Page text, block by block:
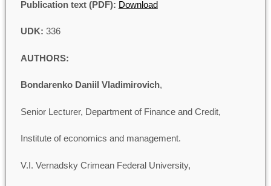
Publication text (PDF): Download
UDK: 336
AUTHORS:
Bondarenko Daniil Vladimirovich,
Senior Lecturer, Department of Finance and Credit,
Institute of economics and management.
V.I. Vernadsky Crimean Federal University,